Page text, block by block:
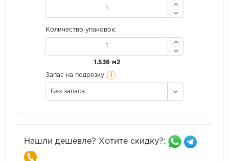
Количество упаковок:
1.536 м2
Запас на подрезку i
Без запаса
Нашли дешевле? Хотите скидку?: